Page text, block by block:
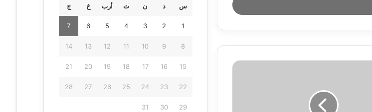
س د ن ث أرب خ ج
1
2
3
4
5
6
7
8
9
10
11
12
13
14
15
16
17
18
19
20
21
22
23
24
25
26
27
28
29
30
31